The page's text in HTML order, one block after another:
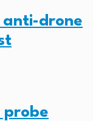
anti-drone
probe